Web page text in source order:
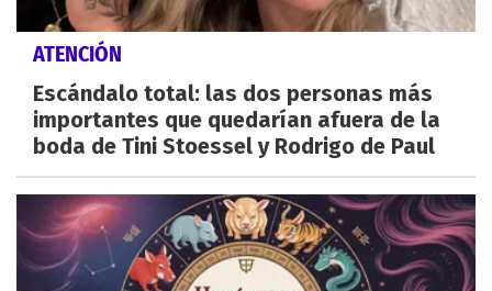
ATENCIÓN
Escándalo total: las dos personas más
importantes que quedarían afuera de la
boda de Tini Stoessel y Rodrigo de Paul